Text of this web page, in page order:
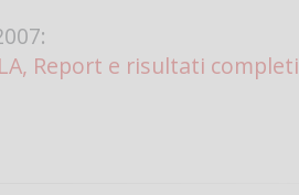
Report e risultati completi